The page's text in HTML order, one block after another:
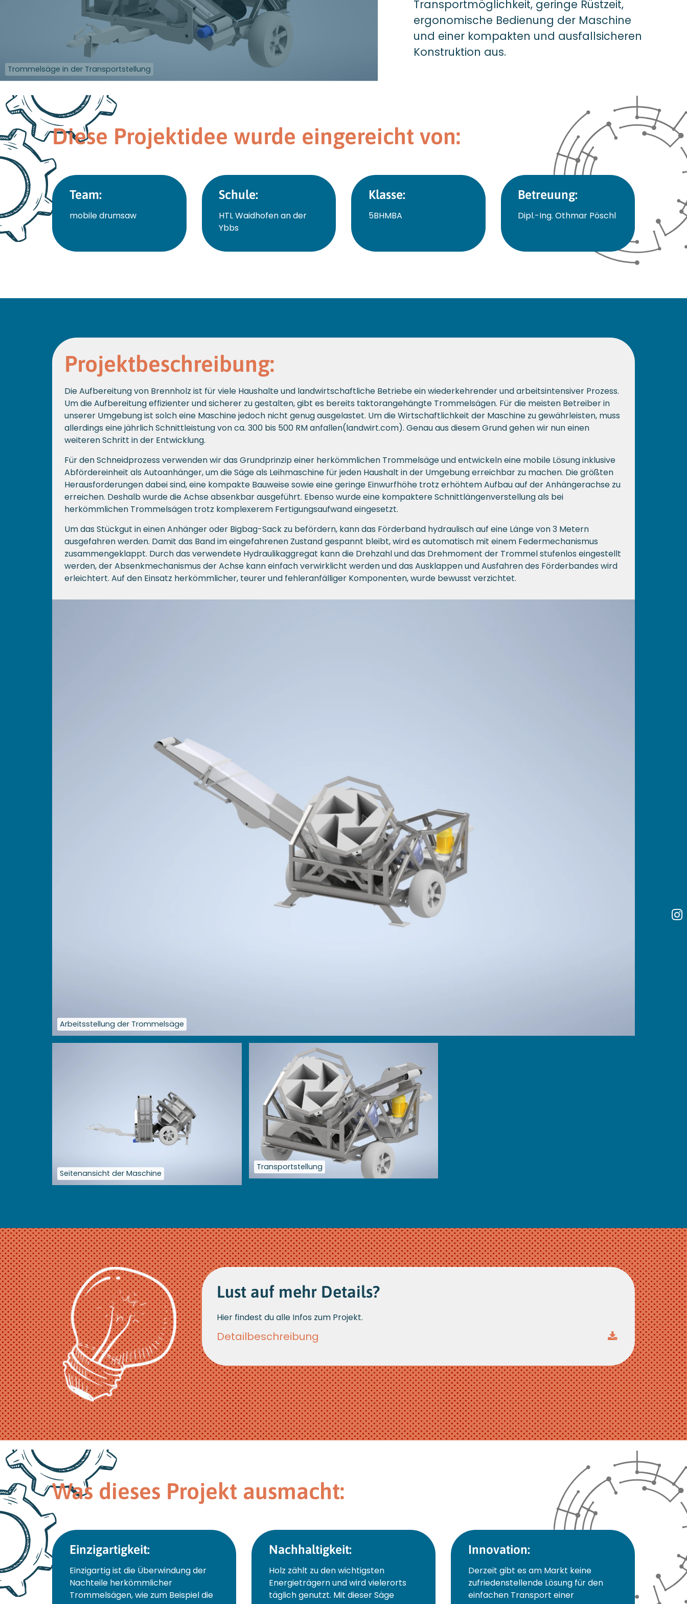
Trommelsäge in der Transportstellung
Transportmöglichkeit, geringe Rüstzeit,
ergonomische Bedienung der Maschine
und einer kompakten und ausfallsicheren
Konstruktion aus.
Diese Projektidee wurde eingereicht von:
Team:
mobile drumsaw
Schule:
HTL Waidhofen an der
Ybbs
Klasse:
5BHMBA
Betreuung:
Dipl.-Ing. Othmar Pöschl
Projektbeschreibung:
Die Aufbereitung von Brennholz ist für viele Haushalte und landwirtschaftliche Betriebe ein wiederkehrender und arbeitsintensiver Prozess.
Um die Aufbereitung effizienter und sicherer zu gestalten, gibt es bereits taktorangehängte Trommelsägen. Für die meisten Betreiber in
unserer Umgebung ist solch eine Maschine jedoch nicht genug ausgelastet. Um die Wirtschaftlichkeit der Maschine zu gewährleisten, muss
allerdings eine jährlich Schnittleistung von ca. 300 bis 500 RM anfallen(landwirt.com). Genau aus diesem Grund gehen wir nun einen
weiteren Schritt in der Entwicklung.
Für den Schneidprozess verwenden wir das Grundprinzip einer herkömmlichen Trommelsäge und entwickeln eine mobile Lösung inklusive
Abfördereinheit als Autoanhänger, um die Säge als Leihmaschine für jeden Haushalt in der Umgebung erreichbar zu machen. Die größten
Herausforderungen dabei sind, eine kompakte Bauweise sowie eine geringe Einwurfhöhe trotz erhöhtem Aufbau auf der Anhängerachse zu
erreichen. Deshalb wurde die Achse absenkbar ausgeführt. Ebenso wurde eine kompaktere Schnittlängenverstellung als bei
herkömmlichen Trommelsägen trotz komplexerem Fertigungsaufwand eingesetzt.
Um das Stückgut in einen Anhänger oder Bigbag-Sack zu befördern, kann das Förderband hydraulisch auf eine Länge von 3 Metern
ausgefahren werden. Damit das Band im eingefahrenen Zustand gespannt bleibt, wird es automatisch mit einem Federmechanismus
zusammengeklappt. Durch das verwendete Hydraulikaggregat kann die Drehzahl und das Drehmoment der Trommel stufenlos eingestellt
werden, der Absenkmechanismus der Achse kann einfach verwirklicht werden und das Ausklappen und Ausfahren des Förderbandes wird
erleichtert. Auf den Einsatz herkömmlicher, teurer und fehleranfälliger Komponenten, wurde bewusst verzichtet.
Arbeitsstellung der Trommelsäge
Größere
Seitenansicht der Maschine
Transportstellung
Lust auf mehr Details?
Hier findest du alle Infos zum Projekt.
Detailbeschreib ung
Was dieses Projekt ausmacht:
Einzigartigkeit:
Einzigartig ist die Überwindung der
Nachteile herkömmlicher
Trommelsägen, wie zum Beispiel die
Nachhaltigkeit:
Holz zählt zu den wichtigsten
Energieträgern und wird vielerorts
täglich genutzt. Mit dieser Säge
Innovation:
Derzeit gibt es am Markt keine
zufriedenstellende Lösung für den
einfachen Transport einer